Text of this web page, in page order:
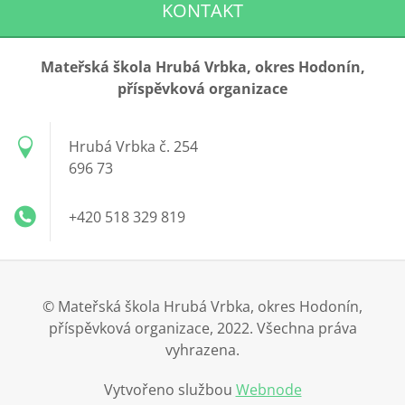
KONTAKT
Mateřská škola Hrubá Vrbka, okres Hodonín,
příspěvková organizace
Hrubá Vrbka č. 254
696 73
+420 518 329 819
© Mateřská škola Hrubá Vrbka, okres Hodonín,
příspěvková organizace, 2022. Všechna práva
vyhrazena.
Vytvořeno službou Webnode